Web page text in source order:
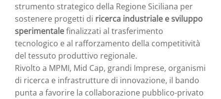
strumento strategico della Regione Siciliana per
sostenere progetti di ricerca industriale e sviluppo
sperimentalefinalizzati al trasferimento
tecnologico e al rafforzamento della competitività
del tessuto produttivo regionale.
Rivolto a MPMI, Mid Cap, grandi Imprese, organismi
di ricerca e infrastrutture di innovazione, il bando
punta a favorire la collaborazione pubblico-privato